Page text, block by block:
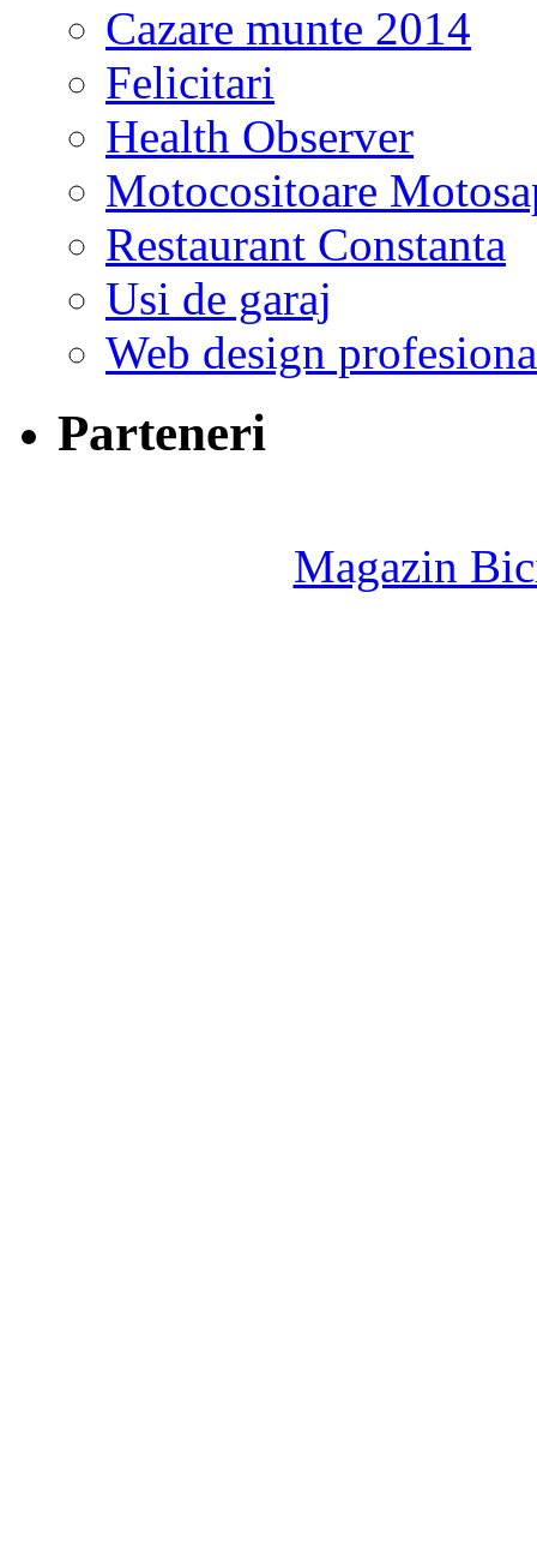
Cazare munte 2014
Felicitari
Health Observer
Motocositoare
Restaurant Constanta
Usi de garaj
Web design
Parteneri
Magazin